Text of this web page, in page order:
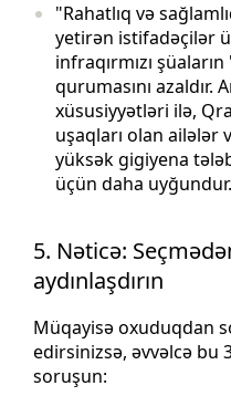
"Rahatlıq və
yetirən istifadəçilər
infraqırmızı
qurumasını azaldır.
xüsusiyyətləri ilə,
uşaqları olan ailələr
yüksək gigiyena
üçün daha uyğundur.
5. Nəticə:
aydınlaşdırın
Müqayisə oxuduqdan
edirsinizsə, əvvəlcə bu
soruşun: